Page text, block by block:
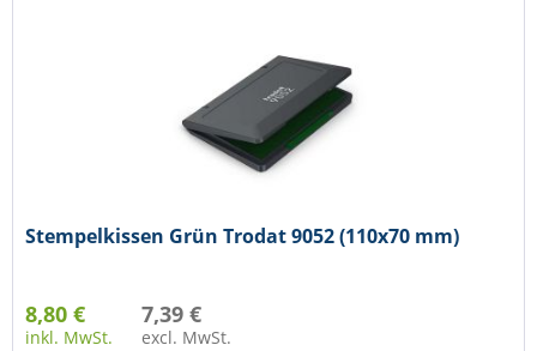
Stempelkissen Grün Trodat 9052 (110x70 mm)
8,80 €
inkl. MwSt.
7,39 €
excl. MwSt.